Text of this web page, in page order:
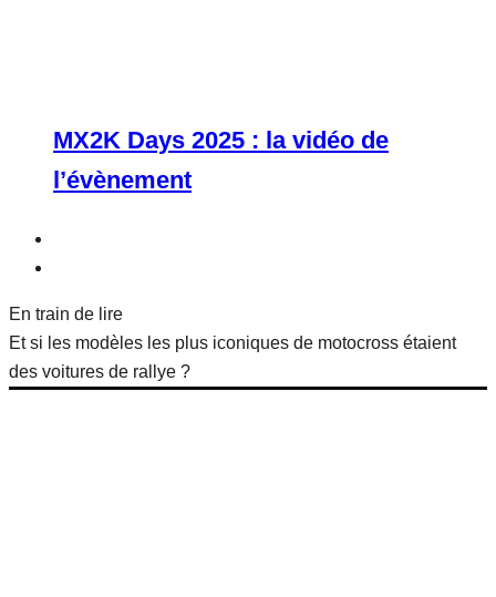
MX2K Days 2025 : la vidéo de
l’évènement
En train de lire
Et si les modèles les plus iconiques de motocross étaient
des voitures de rallye ?